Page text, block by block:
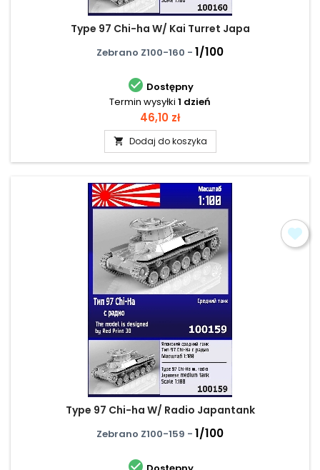
Type 97 Chi-ha W/ Kai Turret Japa
Zebrano Z100-160 - 1/100
 Dostępny
Termin wysyłki 1 dzień
Cena
46,10 zł
 Dodaj do koszyka
Type 97 Chi-ha W/ Radio Japantank
Zebrano Z100-159 - 1/100
